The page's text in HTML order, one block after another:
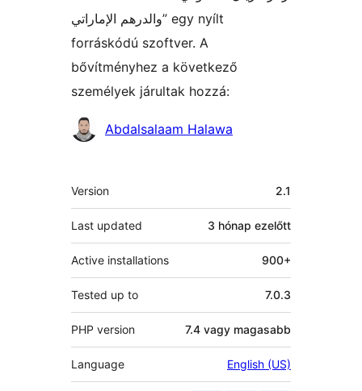
والدرهم الإماراتي” egy nyílt
forráskódú szoftver. A
bővítményhez a következő
személyek járultak hozzá:
Közreműködők
Abdalsalaam Halawa
Meta
Version 2.1
Last updated 3 hónap ezelőtt
Active installations 900+
Tested up to 7.0.3
PHP version 7.4 vagy magasabb
Language English (US)